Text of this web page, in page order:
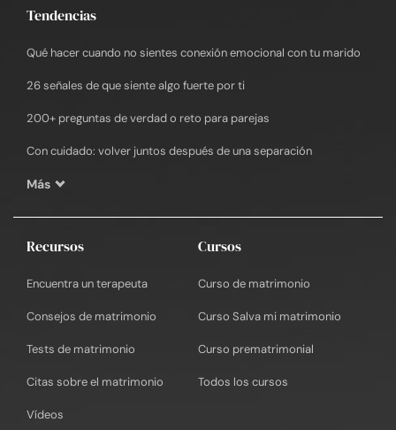
Tendencias
Qué hacer cuando no sientes conexión emocional con tu marido
26 señales de que siente algo fuerte por ti
200+ preguntas de verdad o reto para parejas
Con cuidado: volver juntos después de una separación
Más
Recursos
Encuentra un terapeuta
Consejos de matrimonio
Tests de matrimonio
Citas sobre el matrimonio
Vídeos
Cursos
Curso de matrimonio
Curso Salva mi matrimonio
Curso prematrimonial
Todos los cursos